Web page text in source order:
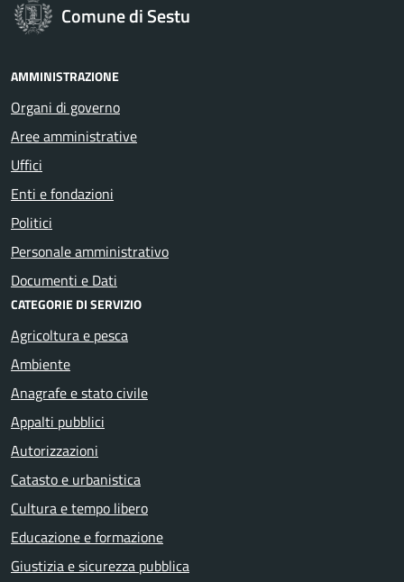
Comune di Sestu
AMMINISTRAZIONE
Organi di governo
Aree amministrative
Uffici
Enti e fondazioni
Politici
Personale amministrativo
Documenti e Dati
CATEGORIE DI SERVIZIO
Agricoltura e pesca
Ambiente
Anagrafe e stato civile
Appalti pubblici
Autorizzazioni
Catasto e urbanistica
Cultura e tempo libero
Educazione e formazione
Giustizia e sicurezza pubblica